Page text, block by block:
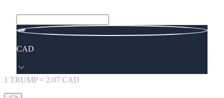
CAD
1 TRUMP = 2.07 CAD